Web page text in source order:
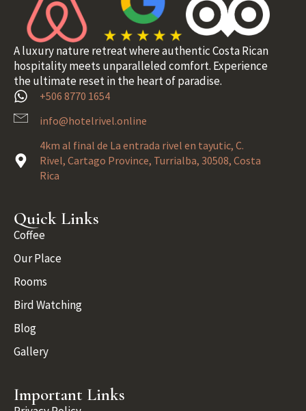
A luxury nature retreat where authentic Costa Rican
hospitality meets unparalleled comfort. Experience
the ultimate reset in the heart of paradise.
+506 8770 1654
info@hotelrivel.online
4km al final de La entrada rivel en tayutic, C.
Rivel, Cartago Province, Turrialba, 30508, Costa
Rica
Quick Links
Coffee
Our Place
Rooms
Bird Watching
Blog
Gallery
Important Links